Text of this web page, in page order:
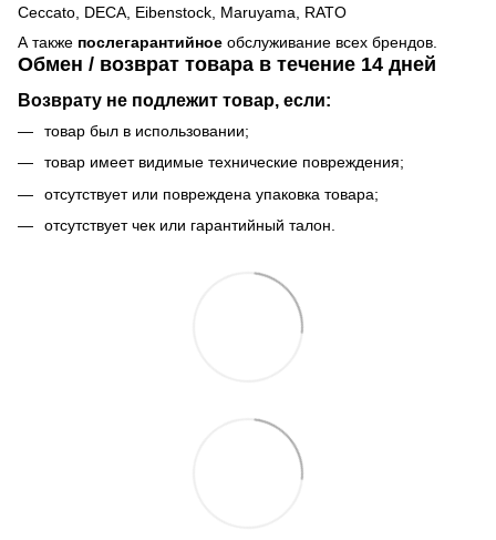
Ceccato, DECA, Eibenstock, Maruyama, RATO
А также послегарантийное обслуживание всех брендов.
Обмен / возврат товара в течение 14 дней
Возврату не подлежит товар, если:
товар был в использовании;
товар имеет видимые технические повреждения;
отсутствует или повреждена упаковка товара;
отсутствует чек или гарантийный талон.